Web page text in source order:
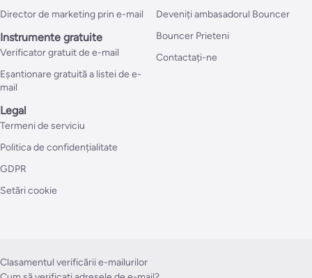
Director de marketing prin e-mail
Instrumente gratuite
Verificator gratuit de e-mail
Eșantionare gratuită a listei de e-
mail
Deveniți ambasadorul Bouncer
Bouncer Prieteni
Contactați-ne
Legal
Termeni de serviciu
Politica de confidențialitate
GDPR
Setări cookie
Clasamentul verificării e-mailurilor